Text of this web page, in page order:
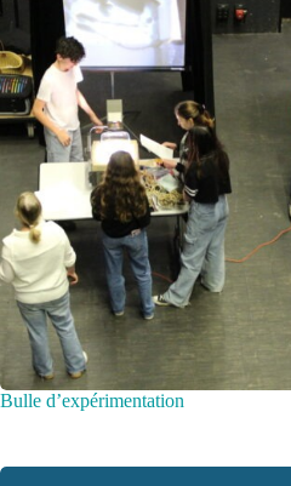
Bulle d’expérimentation